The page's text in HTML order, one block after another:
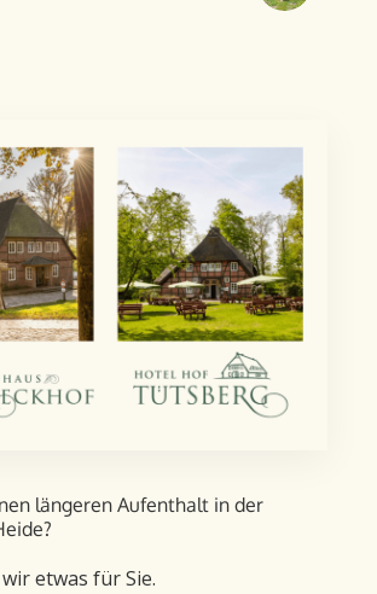
längeren Aufent­halt in der
etwas für Sie.